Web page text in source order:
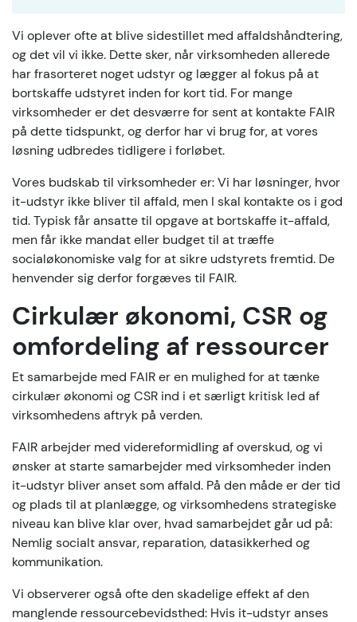
Vi oplever ofte at blive sidestillet med affaldshåndtering,
og det vil vi ikke. Dette sker, når virksomheden allerede
har frasorteret noget udstyr og lægger al fokus på at
bortskaffe udstyret inden for kort tid. For mange
virksomheder er det desværre for sent at kontakte FAIR
på dette tidspunkt, og derfor har vi brug for, at vores
løsning udbredes tidligere i forløbet.
Vores budskab til virksomheder er: Vi har løsninger, hvor
it-udstyr ikke bliver til affald, men I skal kontakte os i god
tid. Typisk får ansatte til opgave at bortskaffe it-affald,
men får ikke mandat eller budget til at træffe
socialøkonomiske valg for at sikre udstyrets fremtid. De
henvender sig derfor forgæves til FAIR.
Cirkulær økonomi, CSR og
omfordeling af ressourcer
Et samarbejde med FAIR er en mulighed for at tænke
cirkulær økonomi og CSR ind i et særligt kritisk led af
virksomhedens aftryk på verden.
FAIR arbejder med videreformidling af overskud, og vi
ønsker at starte samarbejder med virksomheder inden
it-udstyr bliver anset som affald. På den måde er der tid
og plads til at planlægge, og virksomhedens strategiske
niveau kan blive klar over, hvad samarbejdet går ud på:
Nemlig socialt ansvar, reparation, datasikkerhed og
kommunikation.
Vi observerer også ofte den skadelige effekt af den
manglende ressourcebevidsthed: Hvis it-udstyr anses